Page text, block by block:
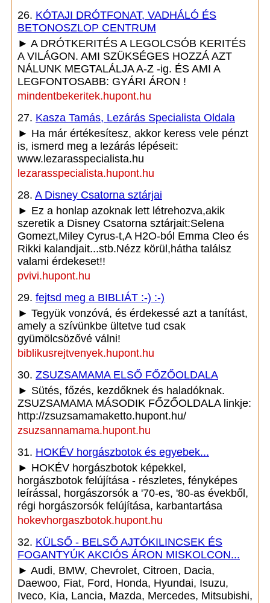
26. KÓTAJI DRÓTFONAT, VADHÁLÓ ÉS
BETONOSZLOP CENTRUM
► A DRÓTKERITÉS A LEGOLCSÓB KERITÉS
A VILÁGON. AMI SZÜKSÉGES HOZZÁ AZT
NÁLUNK MEGTALÁLJA A-Z -ig. ÉS AMI A
LEGFONTOSABB: GYÁRI ÁRON !
mindentbekeritek.hupont.hu
27. Kasza Tamás, Lezárás Specialista Oldala
► Ha már értékesítesz, akkor keress vele pénzt
is, ismerd meg a lezárás lépéseit:
www.lezarasspecialista.hu
lezarasspecialista.hupont.hu
28. A Disney Csatorna sztárjai
► Ez a honlap azoknak lett létrehozva,akik
szeretik a Disney Csatorna sztárjait:Selena
Gomezt,Miley Cyrus-t,A H2O-ból Emma Cleo és
Rikki kalandjait...stb.Nézz körül,hátha találsz
valami érdekeset!!
pvivi.hupont.hu
29. fejtsd meg a BIBLIÁT :-) :-)
► Tegyük vonzóvá, és érdekessé azt a tanítást,
amely a szívünkbe ültetve tud csak
gyümölcsözővé válni!
biblikusrejtvenyek.hupont.hu
30. ZSUZSAMAMA ELSŐ FŐZŐOLDALA
► Sütés, főzés, kezdőknek és haladóknak.
ZSUZSAMAMA MÁSODIK FŐZŐOLDALA linkje:
http://zsuzsamamaketto.hupont.hu/
zsuzsannamama.hupont.hu
31. HOKÉV horgászbotok és egyebek...
► HOKÉV horgászbotok képekkel,
horgászbotok felújítása - részletes, fényképes
leírással, horgászorsók a '70-es, '80-as évekből,
régi horgászorsók felújítása, karbantartása
hokevhorgaszbotok.hupont.hu
32. KÜLSŐ - BELSŐ AJTÓKILINCSEK ÉS
FOGANTYÚK AKCIÓS ÁRON MISKOLCON...
► Audi, BMW, Chevrolet, Citroen, Dacia,
Daewoo, Fiat, Ford, Honda, Hyundai, Isuzu,
Iveco, Kia, Lancia, Mazda, Mercedes, Mitsubishi,